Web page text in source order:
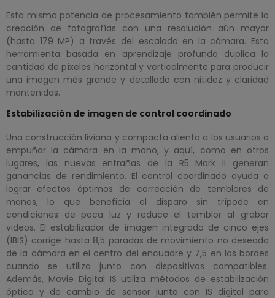
Esta misma potencia de procesamiento también permite la
creación de fotografías con una resolución aún mayor
(hasta 179 MP) a través del escalado en la cámara. Esta
herramienta basada en aprendizaje profundo duplica la
cantidad de píxeles horizontal y verticalmente para producir
una imagen más grande y detallada con nitidez y claridad
mantenidas.
Estabilización de imagen de control coordinado
Una construcción liviana y compacta alienta a los usuarios a
empuñar la cámara en la mano, y aquí, como en otros
lugares, las nuevas entrañas de la R5 Mark II generan
ganancias de rendimiento. El control coordinado ayuda a
lograr efectos óptimos de corrección de temblores de
manos, lo que beneficia el disparo sin trípode en
condiciones de poca luz y reduce el temblor al grabar
videos. El estabilizador de imagen integrado de cinco ejes
(IBIS) corrige hasta 8,5 paradas de movimiento no deseado
de la cámara en el centro del encuadre y 7,5 en los bordes
cuando se utiliza junto con dispositivos compatibles.
Además, Movie Digital IS utiliza métodos de estabilización
óptica y de cambio de sensor junto con IS digital para